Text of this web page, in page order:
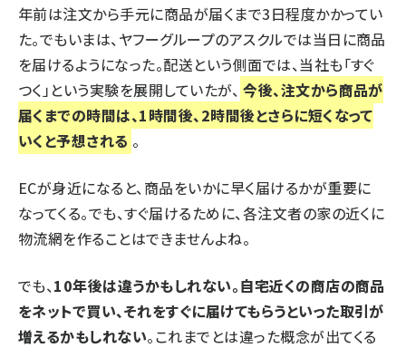
年前は注文から手元に商品が届くまで3日程度かかってい
た。でもいまは、ヤフーグループのアスクルでは当日に商品
を届けるようになった。配送という側面では、当社も「すぐ
つく」という実験を展開していたが、 今後、注文から商品が
届くまでの時間は、1時間後、2時間後とさらに短くなって
いくと予想される 。
ECが身近になると、商品をいかに早く届けるかが重要に
なってくる。でも、すぐ届けるために、各注文者の家の近くに
物流網を作ることはできませんよね。
でも、10年後は違うかもしれない。自宅近くの商店の商品
をネットで買い、それをすぐに届けてもらうといった取引が
増えるかもしれない。これまでとは違った概念が出てくる